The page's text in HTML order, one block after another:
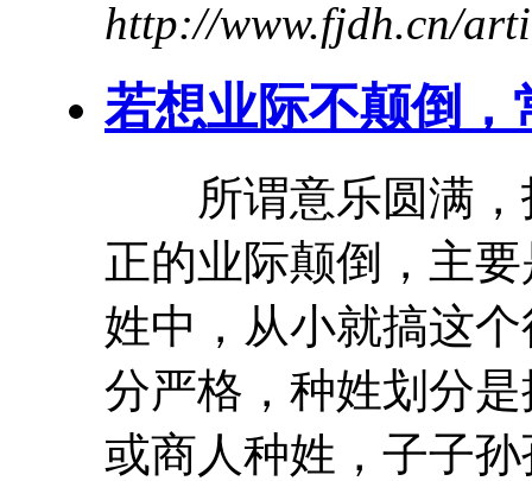
http://www.fjdh.cn/
若想业际不颠倒
所谓意乐圆满，
正的业际颠倒 ，主
姓中，从小就搞这
分严格，种姓划分
或商人种姓，子子